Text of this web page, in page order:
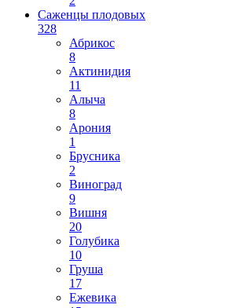
Саженцы плодовых
328
Абрикос
8
Актинидия
11
Алыча
8
Арония
1
Брусника
2
Виноград
9
Вишня
20
Голубика
10
Груша
17
Ежевика